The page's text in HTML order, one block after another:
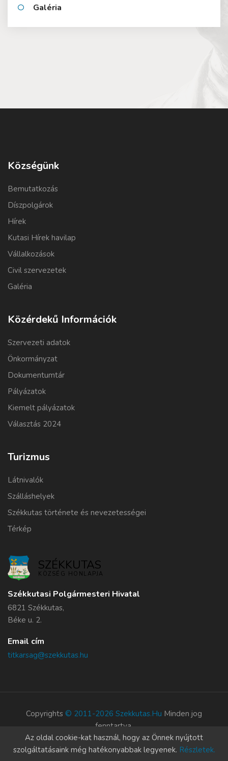
Galéria
Községünk
Bemutatkozás
Díszpolgárok
Hírek
Kutasi Hírek havilap
Vállalkozások
Civil szervezetek
Galéria
Közérdekű Információk
Szervezeti adatok
Önkormányzat
Dokumentumtár
Pályázatok
Kiemelt pályázatok
Választás 2024
Turizmus
Látnivalók
Szálláshelyek
Székkutas története és nevezetességei
Térkép
SZÉKKUTAS
KÖZSÉG HONLAPJA
Székkutasi Polgármesteri Hivatal
6821 Székkutas,
Béke u. 2.
Email cím
titkarsag@szekkutas.hu
Copyrights © 2011-2026 Szekkutas.hu Minden jog
fenntartva.
Süti szabályzat
Az oldal cookie-kat használ, hogy az Önnek nyújtott
szolgáltatásaink még hatékonyabbak legyenek. Részletek.